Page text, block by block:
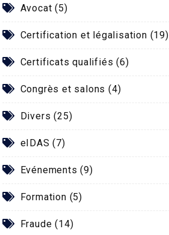
Avocat (5)
Certification et légalisation (19)
Certificats qualifiés (6)
Congrès et salons (4)
Divers (25)
eIDAS (7)
Evénements (9)
Formation (5)
Fraude (14)